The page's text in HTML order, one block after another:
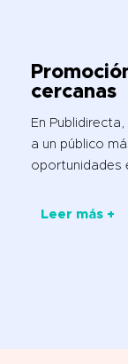
cercanas
En
a un público
oportunidades
Leer más +